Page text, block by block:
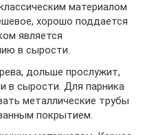
материалом
хорошо поддается
является
в сырости.
дольше прослужит,
в сырости. Для парника
металлические трубы
покрытием.